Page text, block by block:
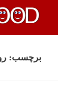
چیزای
برچسب: